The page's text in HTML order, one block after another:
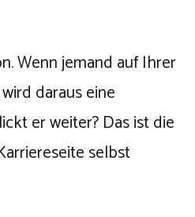
Wenn jemand auf Ihrer
daraus eine
er weiter? Das ist die
selbst